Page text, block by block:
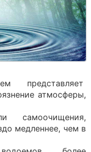
представляет
атмосферы,
самоочищения,
медленнее, чем в